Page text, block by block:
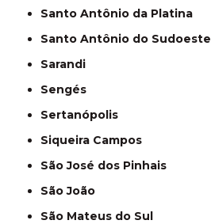
Santo Antônio da Platina
Santo Antônio do Sudoeste
Sarandi
Sengés
Sertanópolis
Siqueira Campos
São José dos Pinhais
São João
São Mateus do Sul